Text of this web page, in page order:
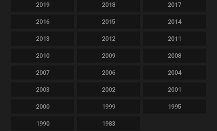
2019 2018 2017
2016 2015 2014
2013 2012 2011
2010 2009 2008
2007 2006 2004
2003 2002 2001
2000 1999 1995
1990 1983